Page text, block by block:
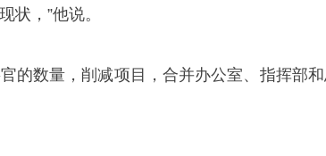
状，”他说。
的数量，削减项目，合并办公室、指挥部